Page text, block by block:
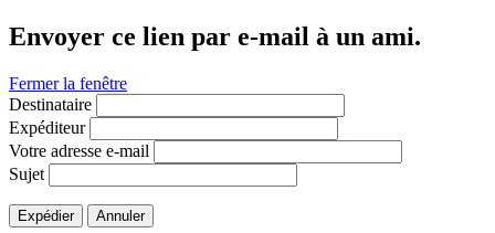
Envoyer ce lien par e-mail à un ami.
Fermer la fenêtre
Destinataire
Expéditeur
Votre adresse e-mail
Sujet
Expédier Annuler